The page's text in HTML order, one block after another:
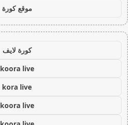
موقع كورة
كورة لايف
koora live
kora live
koora live